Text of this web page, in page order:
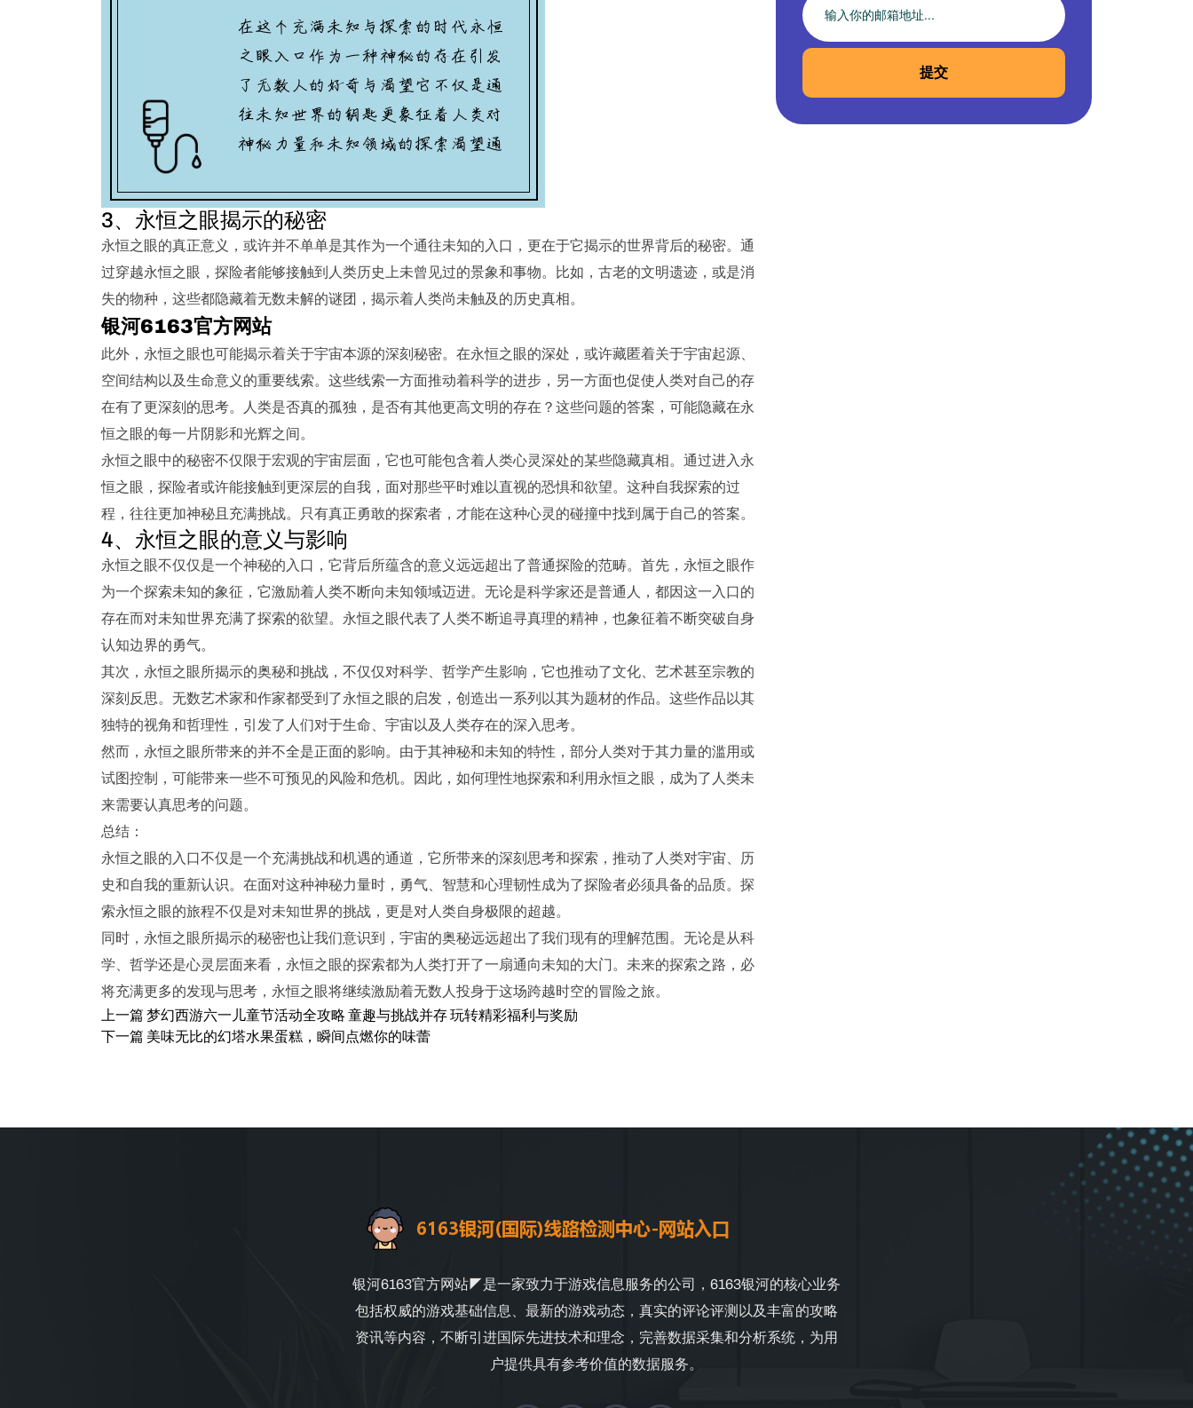
3、永恒之眼揭示的秘密
永恒之眼的真正意义，或许并不单单是其作为一个通往未知的入口，更在于它揭示的世界背后的秘密。通
过穿越永恒之眼，探险者能够接触到人类历史上未曾见过的景象和事物。比如，古老的文明遗迹，或是消
失的物种，这些都隐藏着无数未解的谜团，揭示着人类尚未触及的历史真相。
银河6163官方网站
此外，永恒之眼也可能揭示着关于宇宙本源的深刻秘密。在永恒之眼的深处，或许藏匿着关于宇宙起源、
空间结构以及生命意义的重要线索。这些线索一方面推动着科学的进步，另一方面也促使人类对自己的存
在有了更深刻的思考。人类是否真的孤独，是否有其他更高文明的存在？这些问题的答案，可能隐藏在永
恒之眼的每一片阴影和光辉之间。
永恒之眼中的秘密不仅限于宏观的宇宙层面，它也可能包含着人类心灵深处的某些隐藏真相。通过进入永
恒之眼，探险者或许能接触到更深层的自我，面对那些平时难以直视的恐惧和欲望。这种自我探索的过
程，往往更加神秘且充满挑战。只有真正勇敢的探索者，才能在这种心灵的碰撞中找到属于自己的答案。
4、永恒之眼的意义与影响
永恒之眼不仅仅是一个神秘的入口，它背后所蕴含的意义远远超出了普通探险的范畴。首先，永恒之眼作
为一个探索未知的象征，它激励着人类不断向未知领域迈进。无论是科学家还是普通人，都因这一入口的
存在而对未知世界充满了探索的欲望。永恒之眼代表了人类不断追寻真理的精神，也象征着不断突破自身
认知边界的勇气。
其次，永恒之眼所揭示的奥秘和挑战，不仅仅对科学、哲学产生影响，它也推动了文化、艺术甚至宗教的
深刻反思。无数艺术家和作家都受到了永恒之眼的启发，创造出一系列以其为题材的作品。这些作品以其
独特的视角和哲理性，引发了人们对于生命、宇宙以及人类存在的深入思考。
然而，永恒之眼所带来的并不全是正面的影响。由于其神秘和未知的特性，部分人类对于其力量的滥用或
试图控制，可能带来一些不可预见的风险和危机。因此，如何理性地探索和利用永恒之眼，成为了人类未
来需要认真思考的问题。
总结：
永恒之眼的入口不仅是一个充满挑战和机遇的通道，它所带来的深刻思考和探索，推动了人类对宇宙、历
史和自我的重新认识。在面对这种神秘力量时，勇气、智慧和心理韧性成为了探险者必须具备的品质。探
索永恒之眼的旅程不仅是对未知世界的挑战，更是对人类自身极限的超越。
同时，永恒之眼所揭示的秘密也让我们意识到，宇宙的奥秘远远超出了我们现有的理解范围。无论是从科
学、哲学还是心灵层面来看，永恒之眼的探索都为人类打开了一扇通向未知的大门。未来的探索之路，必
将充满更多的发现与思考，永恒之眼将继续激励着无数人投身于这场跨越时空的冒险之旅。
上一篇 梦幻西游六一儿童节活动全攻略 童趣与挑战并存 玩转精彩福利与奖励
下一篇 美味无比的幻塔水果蛋糕，瞬间点燃你的味蕾
提交
银河6163官方网站◤是一家致力于游戏信息服务的公司，6163银河的核心业务
包括权威的游戏基础信息、最新的游戏动态，真实的评论评测以及丰富的攻略
资讯等内容，不断引进国际先进技术和理念，完善数据采集和分析系统，为用
户提供具有参考价值的数据服务。